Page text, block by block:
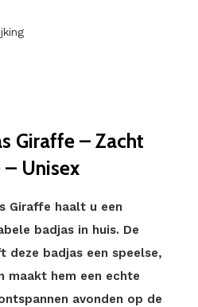
Giraffe – Zacht
Unisex
Giraffe haalt u een
badjas in huis. De
badjas een speelse,
maakt hem een echte
avonden op de